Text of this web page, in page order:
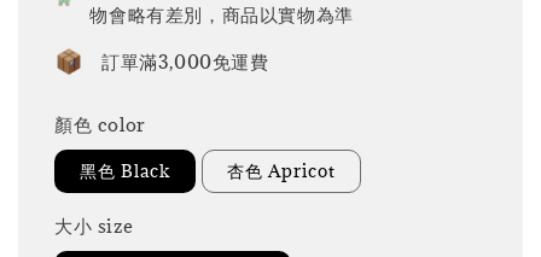
物會略有差別，商品以實物為準
訂單滿3,000免運費
顏色 color
黑色 Black 杏色 Apricot
大小 size